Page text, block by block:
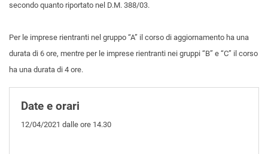
secondo quanto riportato nel D.M. 388/03.
Per le imprese rientranti nel gruppo “A” il corso di aggiornamento ha una
durata di 6 ore, mentre per le imprese rientranti nei gruppi “B” e “C” il corso
ha una durata di 4 ore.
Date e orari
12/04/2021 dalle ore 14.30